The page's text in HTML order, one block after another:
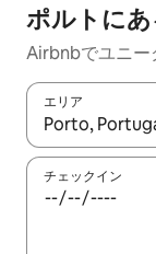
ポルトに
Airbnbでユニー
エリア
検索結果が表
チェックイン